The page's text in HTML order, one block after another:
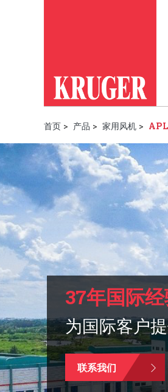
首页 > 产品 > 家用风机 >
37年国际
为国际客户
联系我们